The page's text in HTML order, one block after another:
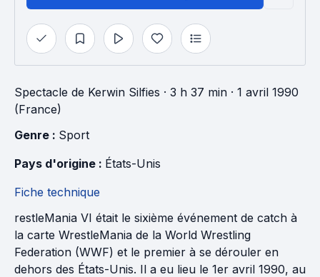
Spectacle de Kerwin Silfies · 3 h 37 min · 1 avril 1990
(France)
Genre : Sport
Pays d'origine : États-Unis
Fiche technique
restleMania VI était le sixième événement de catch à
la carte WrestleMania de la World Wrestling
Federation (WWF) et le premier à se dérouler en
dehors des États-Unis. Il a eu lieu le 1er avril 1990, au